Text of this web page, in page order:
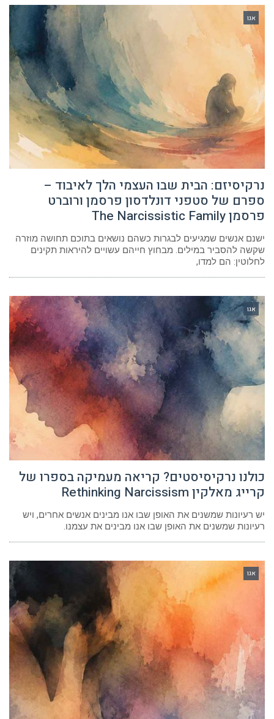
אגו
נרקיסיזם: הבית שבו העצמי הלך לאיבוד –
ספרם של סטפני דונלדסון פרסמן ורוברט
פרסמן The Narcissistic Family
ישנם אנשים שמגיעים לבגרות כשהם נושאים בתוכם תחושה מוזרה
שקשה להסביר במילים. מבחוץ חייהם עשויים להיראות תקינים
לחלוטין: הם למדו,
אגו
כולנו נרקיסיסטים? קריאה מעמיקה בספרו של
קרייג מאלקין Rethinking Narcissism
יש רעיונות שמשנים את האופן שבו אנו מבינים אנשים אחרים, ויש
רעיונות שמשנים את האופן שבו אנו מבינים את עצמנו.
אגו